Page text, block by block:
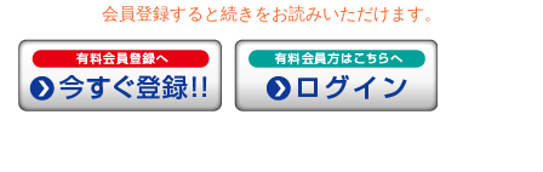
会員登録すると続きをお読みいただけます。